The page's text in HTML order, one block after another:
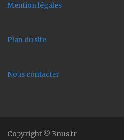
Mention légales
Plan du site
Nous contacter
Copyright © Bnus.fr